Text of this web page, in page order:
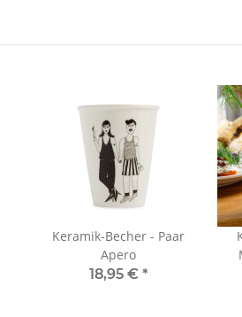
Keramik-Becher - Paar
Apero
18,95 € *